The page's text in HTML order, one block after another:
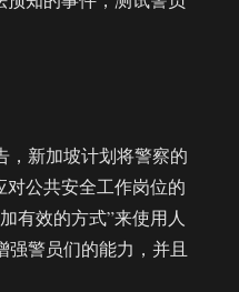
，新加坡计划将警察的
对公共安全工作岗位的
有效的方式”来使用人
强警员们的能力，并且